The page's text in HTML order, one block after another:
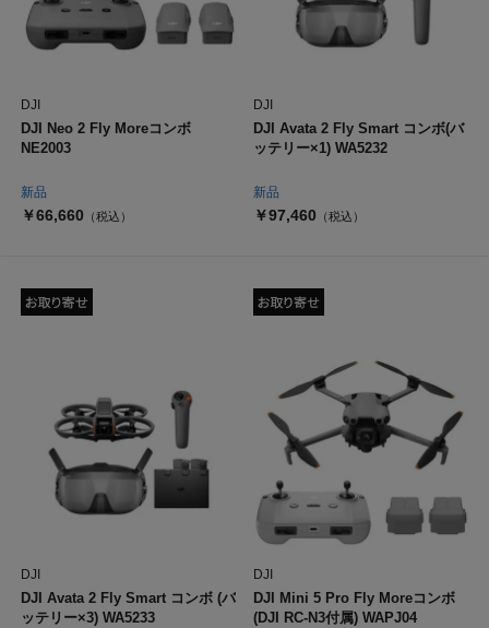
新品
DJI
DJI Neo 2 Fly Moreコンボ
NE2003
￥66,660 （税込）
新品
DJI
DJI Avata 2 Fly Smart コンボ(バ
ッテリー×1) WA5232
￥97,460 （税込）
DJI
DJI Avata 2 Fly Smart コンボ (バ
ッテリー×3) WA5233
DJI
DJI Mini 5 Pro Fly Moreコンボ
(DJI RC-N3付属) WAPJ04